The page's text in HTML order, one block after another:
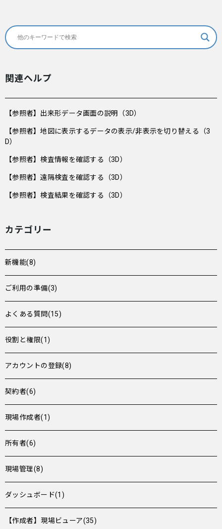
関連ヘルプ
【参照者】出来形データ画面の説明（3D）
【参照者】地図に表示するデータの表示/非表示を切り替える（3
D）
【参照者】検査情報を確認する（3D）
【参照者】遠隔検査を確認する（3D）
【参照者】検査結果を確認する（3D）
カテゴリー
新機能(8)
ご利用の準備(3)
よくある質問(15)
役割と権限(1)
アカウントの登録(8)
契約者(6)
現場作成者(1)
所有者(6)
現場管理(8)
ダッシュボード(1)
【作成者】現場ビューア(35)